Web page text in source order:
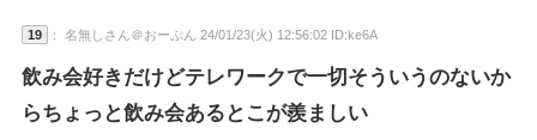
19 ： 名無しさん＠おーぷん 24/01/23(火) 12:56:02 ID:ke6A
飲み会好きだけどテレワークで一切そういうのないか
らちょっと飲み会あるとこが羨ましい